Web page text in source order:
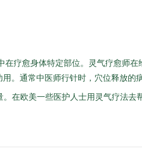
疗愈身体特定部位。灵气疗愈师
。通常中医师行针时，穴位释放
在欧美一些医护人士用灵气疗法